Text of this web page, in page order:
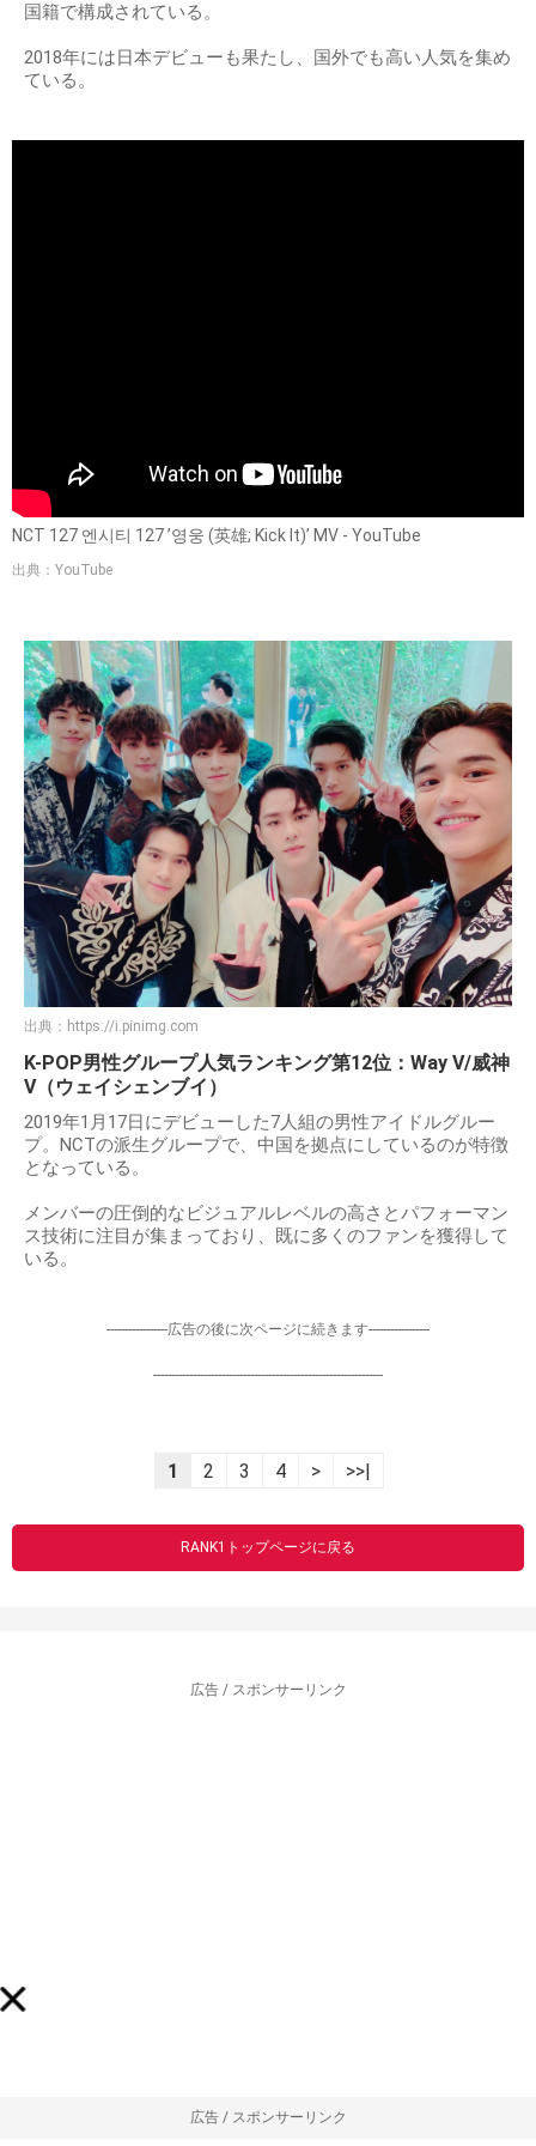
国籍で構成されている。
2018年には日本デビューも果たし、国外でも高い人気を集め
ている。
NCT 127 엔시티 127 ’영웅 (英雄; Kick It)’ MV - YouTube
出典：YouTube
出典： https://i.pinimg.com
K-POP男性グループ人気ランキング第12位：Way V/威神
V（ウェイシェンブイ）
2019年1月17日にデビューした7人組の男性アイドルグルー
プ。NCTの派生グループで、中国を拠点にしているのが特徴
となっている。
メンバーの圧倒的なビジュアルレベルの高さとパフォーマン
ス技術に注目が集まっており、既に多くのファンを獲得して
いる。
-----------------広告の後に次ページに続きます-----------------
----------------------------------------------------------------
1 2 3 4 > >>|
RANK1トップページに戻る
広告 / スポンサーリンク
広告 / スポンサーリンク